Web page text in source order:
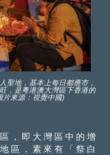
聖地，基本上每日都應市，
，是粵港澳大灣區下香港的
片來源：視覺中國)
即大灣區中的增
區，素來有「祭白